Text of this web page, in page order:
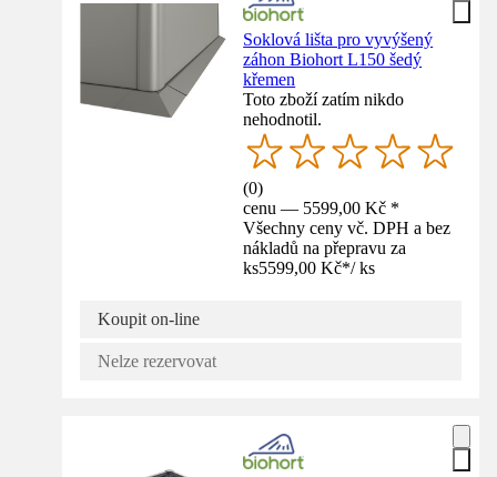
Soklová lišta pro vyvýšený
záhon Biohort L150 šedý
křemen
Toto zboží zatím nikdo
nehodnotil.
(0)
cenu — 5599,00 Kč *
Všechny ceny vč. DPH a bez
nákladů na přepravu za
ks5599,00 Kč*/ ks
Koupit on-line
Nelze rezervovat